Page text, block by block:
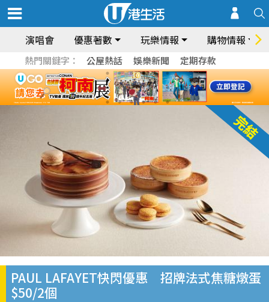
演唱會 優惠著數 玩樂情報 購物情報
熱門關鍵字： 公屋熱話 娛樂新聞 定期存款
PAUL LAFAYET快閃優惠 招牌法式焦糖燉蛋
$50/2個